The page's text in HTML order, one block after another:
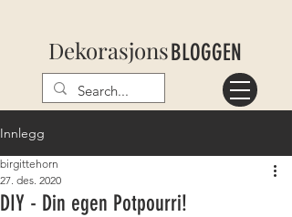
DekorasjonsBLOGGEN
Innlegg
DIY - Din egen Potpourri!
birgittehorn
27. des. 2020